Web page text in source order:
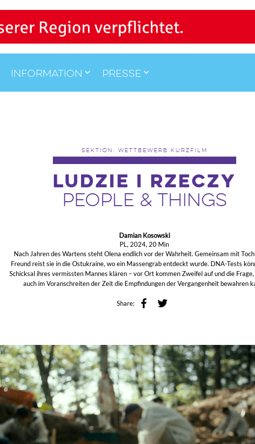
Information Presse
SEKTION: WETTBEWERB KURZFILM
LUDZIE I RZECZY
PEOPLE & THINGS
Damian Kosowski
PL, 2024, 20 Min
Nach Jahren des Wartens steht Olena endlich vor der Wahrheit. Gemeinsam mit
Freund reist sie in die Ostukraine, wo ein Massengrab entdeckt wurde. DNA-Tests
Schicksal ihres vermissten Mannes klären – vor Ort kommen Zweifel auf und die
auch im Voranschreiten der Zeit die Empfindungen der Vergangenheit bewahren
Share: